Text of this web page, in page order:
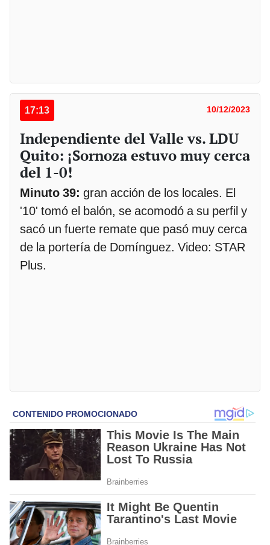
17:13 10/12/2023
Independiente del Valle vs. LDU
Quito: ¡Sornoza estuvo muy cerca
del 1-0!
Minuto 39: gran acción de los locales. El
'10' tomó el balón, se acomodó a su perfil y
sacó un fuerte remate que pasó muy cerca
de la portería de Domínguez. Video: STAR
Plus.